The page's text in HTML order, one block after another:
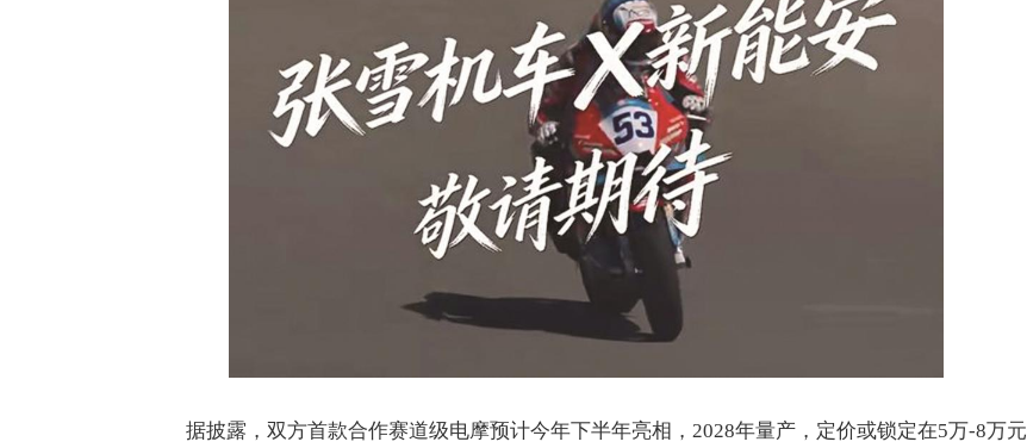
据披露，双方首款合作赛道级电摩预计今年下半年亮相，2028年量产，定价或锁定在5万-8万元